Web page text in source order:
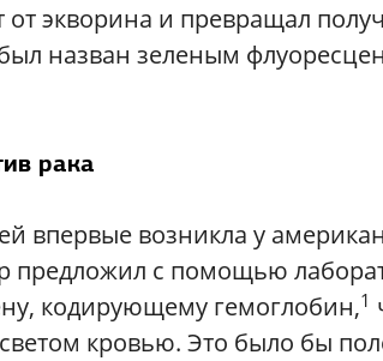
от экворина и превращал
назван зеленым
рака
впервые возникла у
предложил с помощью
кодирующему гемоглобин,1
кровью. Это было бы